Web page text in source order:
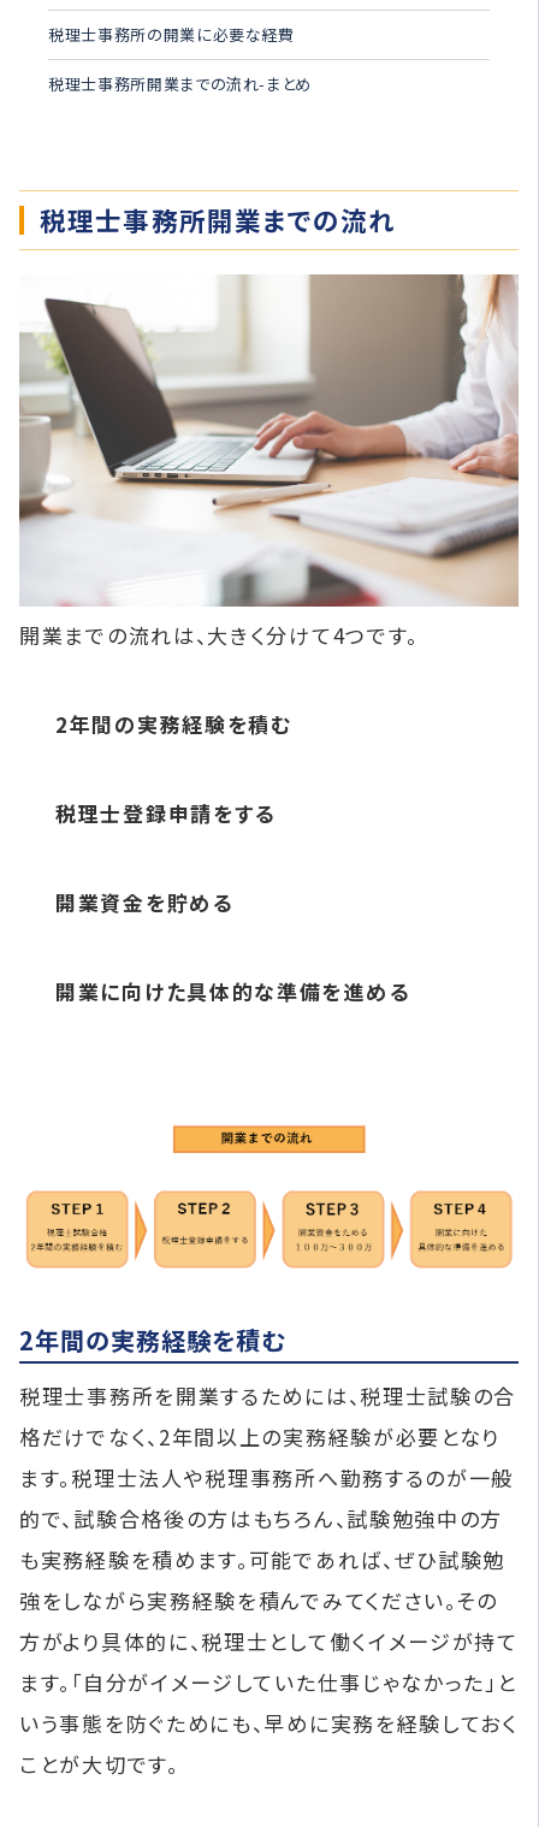
税理士事務所の開業に必要な経費
税理士事務所開業までの流れ-まとめ
税理士事務所開業までの流れ
開業までの流れは、大きく分けて4つです。
2年間の実務経験を積む
税理士登録申請をする
開業資金を貯める
開業に向けた具体的な準備を進める
2年間の実務経験を積む
税理士事務所を開業するためには、税理士試験の合
格だけでなく、2年間以上の実務経験が必要となり
ます。税理士法人や税理事務所へ勤務するのが一般
的で、試験合格後の方はもちろん、試験勉強中の方
も実務経験を積めます。可能であれば、ぜひ試験勉
強をしながら実務経験を積んでみてください。その
方がより具体的に、税理士として働くイメージが持て
ます。「自分がイメージしていた仕事じゃなかった」と
いう事態を防ぐためにも、早めに実務を経験しておく
ことが大切です。